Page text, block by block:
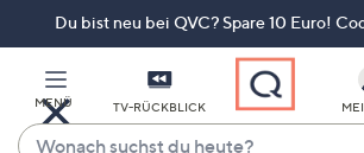
Du bist neu bei QVC? Spare 10 Euro!
MENÜ TV-RÜCKBLICK
Wonach